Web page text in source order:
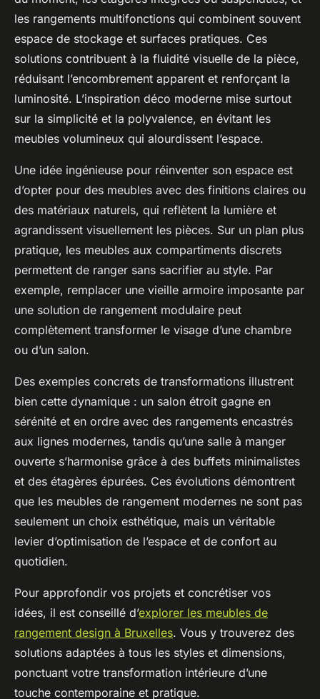
les rangements multifonctions qui combinent souvent
espace de stockage et surfaces pratiques. Ces
solutions contribuent à la fluidité visuelle de la pièce,
réduisant l’encombrement apparent et renforçant la
luminosité. L’inspiration déco moderne mise surtout
sur la simplicité et la polyvalence, en évitant les
meubles volumineux qui alourdissent l’espace.
Une idée ingénieuse pour réinventer son espace est
d’opter pour des meubles avec des finitions claires ou
des matériaux naturels, qui reflètent la lumière et
agrandissent visuellement les pièces. Sur un plan plus
pratique, les meubles aux compartiments discrets
permettent de ranger sans sacrifier au style. Par
exemple, remplacer une vieille armoire imposante par
une solution de rangement modulaire peut
complètement transformer le visage d’une chambre
ou d’un salon.
Des exemples concrets de transformations illustrent
bien cette dynamique : un salon étroit gagne en
sérénité et en ordre avec des rangements encastrés
aux lignes modernes, tandis qu’une salle à manger
ouverte s’harmonise grâce à des buffets minimalistes
et des étagères épurées. Ces évolutions démontrent
que les meubles de rangement modernes ne sont pas
seulement un choix esthétique, mais un véritable
levier d’optimisation de l’espace et de confort au
quotidien.
Pour approfondir vos projets et concrétiser vos
idées, il est conseillé d’explorer les meubles de
rangement design à Bruxelles. Vous y trouverez des
solutions adaptées à tous les styles et dimensions,
ponctuant votre transformation intérieure d’une
touche contemporaine et pratique.